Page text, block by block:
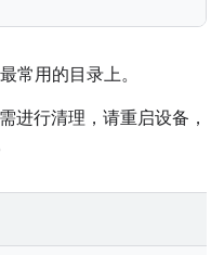
常用的目录上。
进行清理，请重启设备，